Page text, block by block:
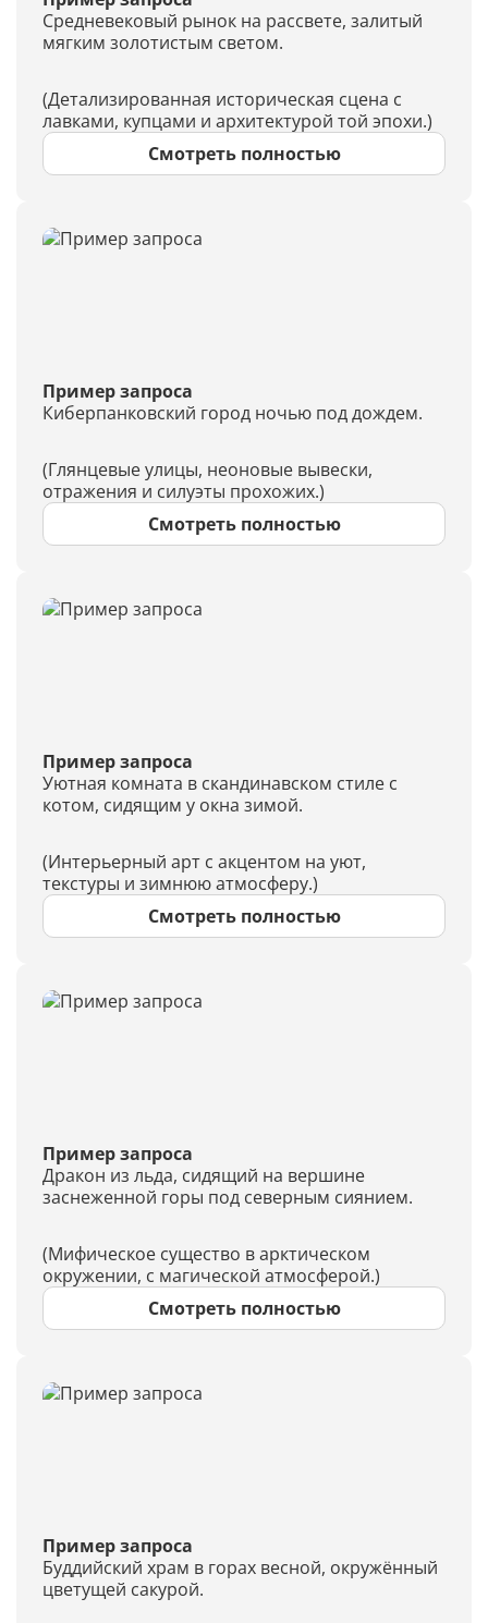
Средневековый рынок на рассвете, залитый
мягким золотистым светом.
(Детализированная историческая сцена с
лавками, купцами и архитектурой той эпохи.)
Смотреть полностью
Пример запроса
Киберпанковский город ночью под дождем.
(Глянцевые улицы, неоновые вывески,
отражения и силуэты прохожих.)
Смотреть полностью
Пример запроса
Уютная комната в скандинавском стиле с
котом, сидящим у окна зимой.
(Интерьерный арт с акцентом на уют,
текстуры и зимнюю атмосферу.)
Смотреть полностью
Пример запроса
Дракон из льда, сидящий на вершине
заснеженной горы под северным сиянием.
(Мифическое существо в арктическом
окружении, с магической атмосферой.)
Смотреть полностью
Пример запроса
Буддийский храм в горах весной, окружённый
цветущей сакурой.